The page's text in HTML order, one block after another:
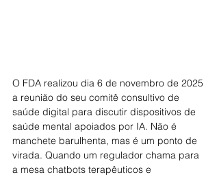
O FDA realizou dia 6 de novembro de 2025
a reunião do seu comitê consultivo de
saúde digital para discutir dispositivos de
saúde mental apoiados por IA. Não é
manchete barulhenta, mas é um ponto de
virada. Quando um regulador chama para
a mesa chatbots terapêuticos e